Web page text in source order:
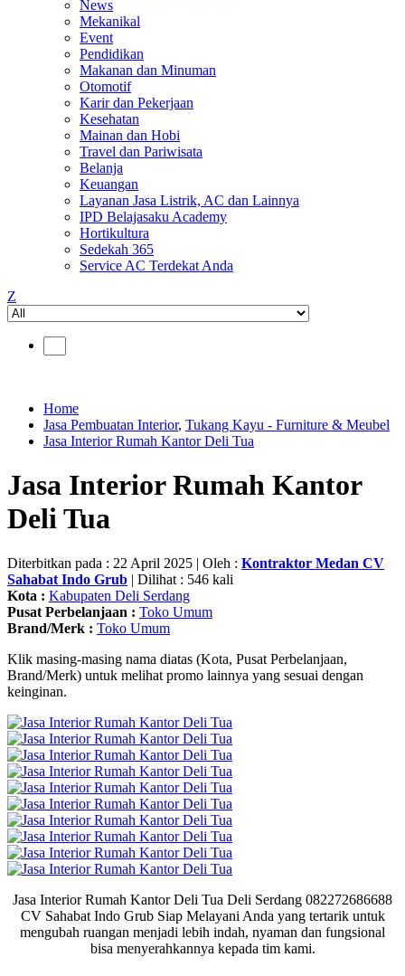
News
Mekanikal
Event
Pendidikan
Makanan dan Minuman
Otomotif
Karir dan Pekerjaan
Kesehatan
Mainan dan Hobi
Travel dan Pariwisata
Belanja
Keuangan
Layanan Jasa Listrik, AC dan Lainnya
IPD Belajasaku Academy
Hortikultura
Sedekah 365
Service AC Terdekat Anda
Z
Home
Jasa Pembuatan Interior, Tukang Kayu - Furniture & Meubel
Jasa Interior Rumah Kantor Deli Tua
Jasa Interior Rumah Kantor
Deli Tua
Diterbitkan pada : 22 April 2025 | Oleh : Kontraktor Medan CV
Sahabat Indo Grub | Dilihat : 546 kali
Kota : Kabupaten Deli Serdang
Pusat Perbelanjaan : Toko Umum
Brand/Merk : Toko Umum
Klik masing-masing nama diatas (Kota, Pusat Perbelanjaan,
Brand/Merk) untuk melihat promo lainnya yang sesuai dengan
keinginan.
Jasa Interior Rumah Kantor Deli Tua Deli Serdang 082272686688
CV Sahabat Indo Grub Siap Melayani Anda yang tertarik untuk
mengubah ruangan menjadi lebih indah, nyaman dan fungsional
bisa menyerahkannya kepada tim kami.